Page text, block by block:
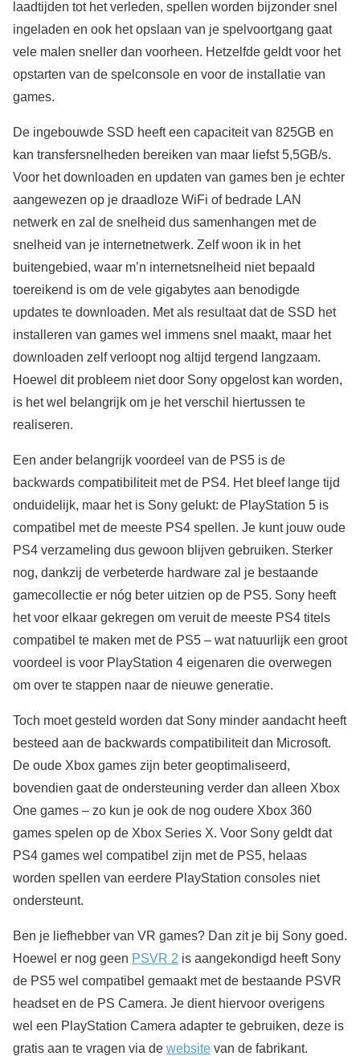
laadtijden tot het verleden, spellen worden bijzonder snel
ingeladen en ook het opslaan van je spelvoortgang gaat
vele malen sneller dan voorheen. Hetzelfde geldt voor het
opstarten van de spelconsole en voor de installatie van
games.
De ingebouwde SSD heeft een capaciteit van 825GB en
kan transfersnelheden bereiken van maar liefst 5,5GB/s.
Voor het downloaden en updaten van games ben je echter
aangewezen op je draadloze WiFi of bedrade LAN
netwerk en zal de snelheid dus samenhangen met de
snelheid van je internetnetwerk. Zelf woon ik in het
buitengebied, waar m’n internetsnelheid niet bepaald
toereikend is om de vele gigabytes aan benodigde
updates te downloaden. Met als resultaat dat de SSD het
installeren van games wel immens snel maakt, maar het
downloaden zelf verloopt nog altijd tergend langzaam.
Hoewel dit probleem niet door Sony opgelost kan worden,
is het wel belangrijk om je het verschil hiertussen te
realiseren.
Een ander belangrijk voordeel van de PS5 is de
backwards compatibiliteit met de PS4. Het bleef lange tijd
onduidelijk, maar het is Sony gelukt: de PlayStation 5 is
compatibel met de meeste PS4 spellen. Je kunt jouw oude
PS4 verzameling dus gewoon blijven gebruiken. Sterker
nog, dankzij de verbeterde hardware zal je bestaande
gamecollectie er nóg beter uitzien op de PS5. Sony heeft
het voor elkaar gekregen om veruit de meeste PS4 titels
compatibel te maken met de PS5 – wat natuurlijk een groot
voordeel is voor PlayStation 4 eigenaren die overwegen
om over te stappen naar de nieuwe generatie.
Toch moet gesteld worden dat Sony minder aandacht heeft
besteed aan de backwards compatibiliteit dan Microsoft.
De oude Xbox games zijn beter geoptimaliseerd,
bovendien gaat de ondersteuning verder dan alleen Xbox
One games – zo kun je ook de nog oudere Xbox 360
games spelen op de Xbox Series X. Voor Sony geldt dat
PS4 games wel compatibel zijn met de PS5, helaas
worden spellen van eerdere PlayStation consoles niet
ondersteunt.
Ben je liefhebber van VR games? Dan zit je bij Sony goed.
Hoewel er nog geen PSVR 2 is aangekondigd heeft Sony
de PS5 wel compatibel gemaakt met de bestaande PSVR
headset en de PS Camera. Je dient hiervoor overigens
wel een PlayStation Camera adapter te gebruiken, deze is
gratis aan te vragen via de website van de fabrikant.